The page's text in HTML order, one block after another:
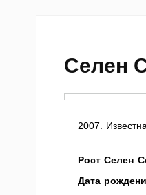
Селен
2007.
Рост Селен
Дата